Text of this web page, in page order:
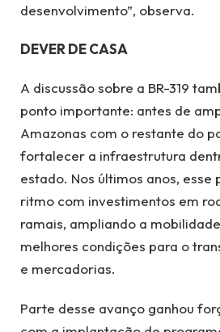
desenvolvimento”, observa.
DEVER DE CASA
A discussão sobre a BR-319
ponto importante: antes de
Amazonas com o restante do
fortalecer a infraestrutura
estado. Nos últimos anos, esse
ritmo com investimentos em
ramais, ampliando a
melhores condições para o
e mercadorias.
Parte desse avanço ganhou